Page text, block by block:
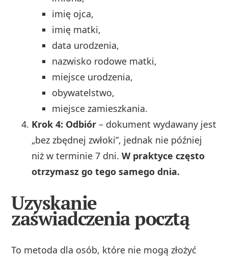
imię ojca,
imię matki,
data urodzenia,
nazwisko rodowe matki,
miejsce urodzenia,
obywatelstwo,
miejsce zamieszkania.
Krok 4: Odbiór – dokument wydawany jest
„bez zbędnej zwłoki”, jednak nie później
niż w terminie 7 dni.W praktyce często
otrzymasz go tego samego dnia.
Uzyskanie
zaświadczenia pocztą
To metoda dla osób, które nie mogą złożyć